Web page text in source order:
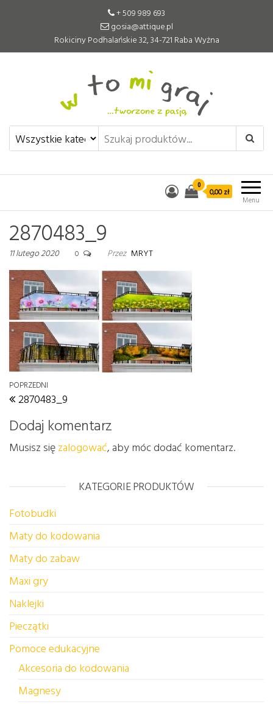
+ 509 989 693
gosia@attique.pl
Rokiciny Podhalańskie 32, 34-721 Raba Wyżna
W to mi graj
Pomoce edukacyjne tworzone z
pasją
Menu
0
0,00 zł
2870483_9
11 lutego 2020 0 Przez MRYT
Nawigacja wpisu
Poprzedni wpis
POPRZEDNI
2870483_9
Dodaj komentarz
Musisz sięzalogować, aby móc dodać komentarz.
KATEGORIE PRODUKTÓW
Fotobudki
Maty do kodowania
Maty do zabaw
Maxi gry
Naklejki
Pieczątki
Pomoce edukacyjne
Akcesoria do kodowania
Magnesy